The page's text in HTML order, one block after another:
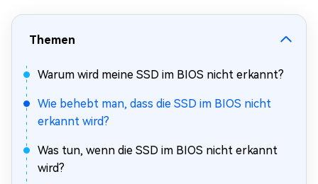
Themen
Warum wird meine SSD im BIOS nicht erkannt?
Wie behebt man, dass die SSD im BIOS nicht
erkannt wird?
Was tun, wenn die SSD im BIOS nicht erkannt
wird?